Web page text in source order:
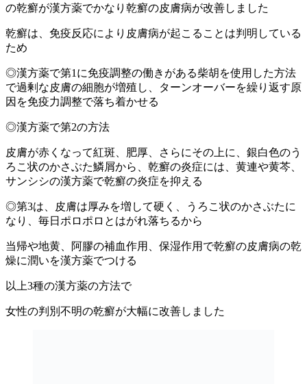
の乾癬が漢方薬でかなり乾癬の皮膚病が改善しました
乾癬は、免疫反応により皮膚病が起こることは判明している
ため
◎漢方薬で第1に免疫調整の働きがある柴胡を使用した方法
で過剰な皮膚の細胞が増殖し、ターンオーバーを繰り返す原
因を免疫力調整で落ち着かせる
◎漢方薬で第2の方法
皮膚が赤くなって紅斑、肥厚、さらにその上に、銀白色のう
ろこ状のかさぶた鱗屑から、乾癬の炎症には、黄連や黄芩、
サンシシの漢方薬で乾癬の炎症を抑える
◎第3は、皮膚は厚みを増して硬く、うろこ状のかさぶたに
なり、毎日ポロポロとはがれ落ちるから
当帰や地黄、阿膠の補血作用、保湿作用で乾癬の皮膚病の乾
燥に潤いを漢方薬でつける
以上3種の漢方薬の方法で
女性の判別不明の乾癬が大幅に改善しました